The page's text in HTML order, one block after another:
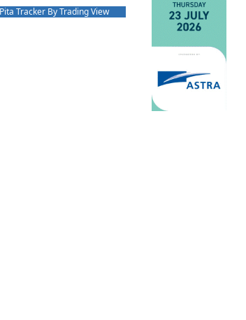
Pita Tracker By Trading View